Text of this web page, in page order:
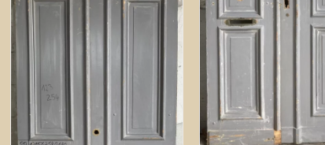
Doppelflügel Nr. 514
Gründerzeit
595,00